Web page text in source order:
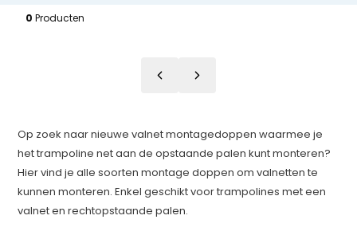
0Producten
Op zoek naar nieuwe valnet montagedoppen waarmee je
het trampoline net aan de opstaande palen kunt monteren?
Hier vind je alle soorten montage doppen om valnetten te
kunnen monteren. Enkel geschikt voor trampolines met een
valnet en rechtopstaande palen.